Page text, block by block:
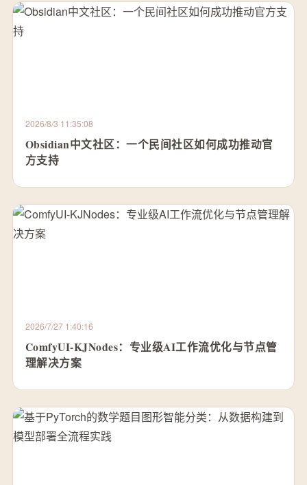
2026/8/3 11:35:08
Obsidian中文社区：一个民间社区如何成功推动官
方支持
2026/7/27 1:40:16
ComfyUI-KJNodes：专业级AI工作流优化与节点管
理解决方案